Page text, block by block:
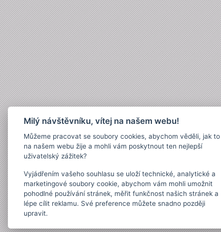
Milý návštěvníku, vítej na našem webu!
Můžeme pracovat se soubory cookies, abychom věděli, jak to
na našem webu žije a mohli vám poskytnout ten nejlepší
uživatelský zážitek?
Vyjádřením vašeho souhlasu se uloží technické, analytické a
marketingové soubory cookie, abychom vám mohli umožnit
pohodlné používání stránek, měřit funkčnost našich stránek a
lépe cílit reklamu. Své preference můžete snadno později
upravit.